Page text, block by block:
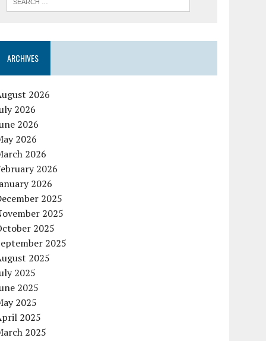
ARCHIVES
2026
2026
2026
2026
2026
2026
2026
2025
2025
2025
2025
2025
2025
2025
2025
2025
2025